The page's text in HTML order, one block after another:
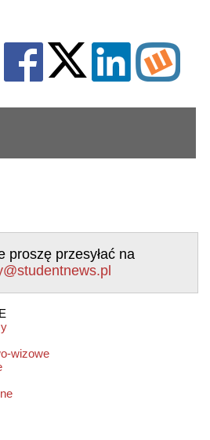
proszę przesyłać na
wizowe